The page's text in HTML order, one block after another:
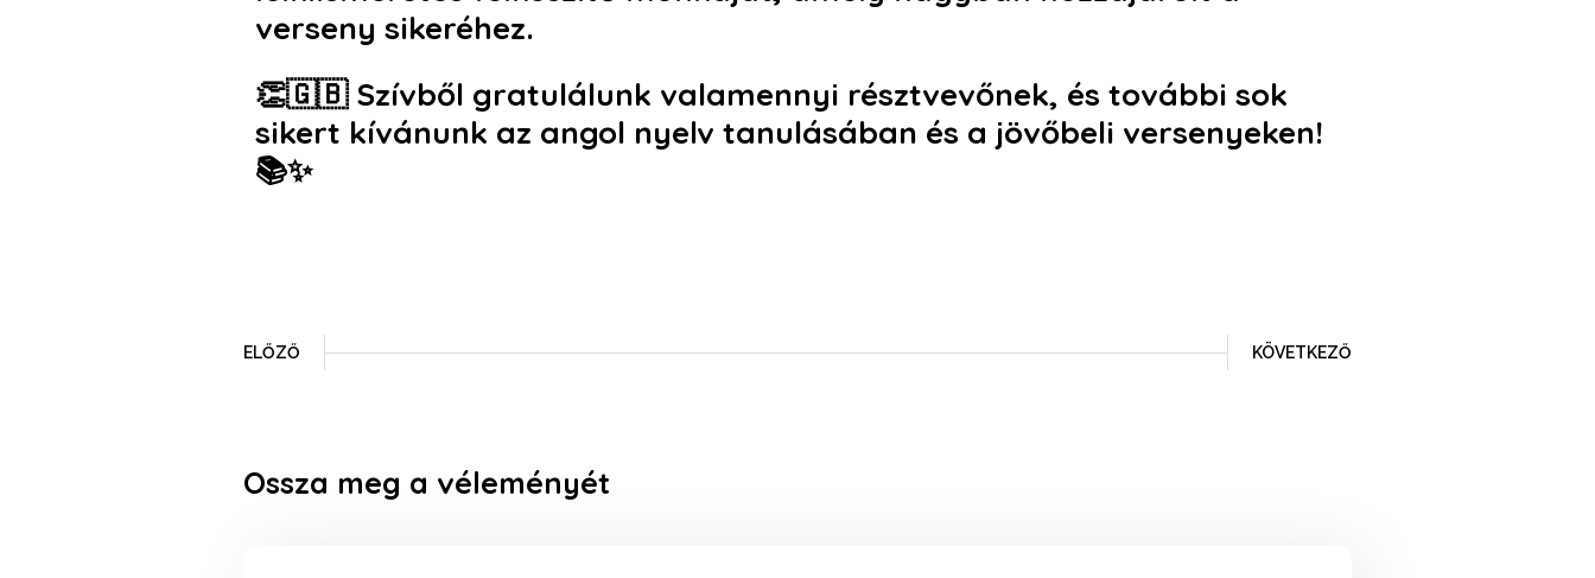
verseny sikeréhez.
👏🇬🇧 Szívből gratulálunk valamennyi résztvevőnek, és további sok
sikert kívánunk az angol nyelv tanulásában és a jövőbeli versenyeken!
📚✨
ELŐZŐ KÖVETKEZŐ
Ossza meg a véleményét